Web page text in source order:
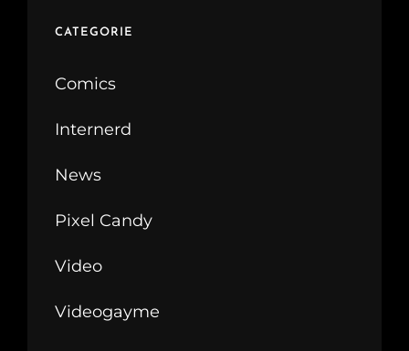
CATEGORIE
Comics
Internerd
News
Pixel Candy
Video
Videogayme